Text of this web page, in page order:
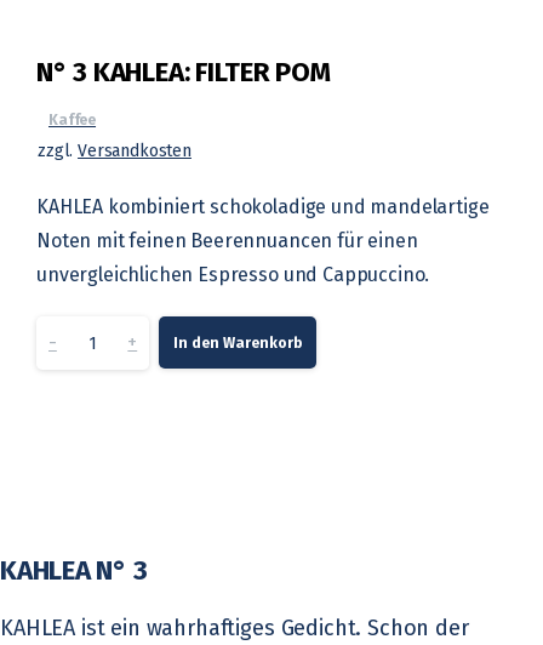
N° 3 KAHLEA: FILTER POM
Kaffee
zzgl.Versandkosten
KAHLEA kombiniert schokoladige und mandelartige
Noten mit feinen Beerennuancen für einen
unvergleichlichen Espresso und Cappuccino.
N°
- + In den Warenkorb
KAHLEA N° 3
KAHLEA ist ein wahrhaftiges Gedicht. Schon der